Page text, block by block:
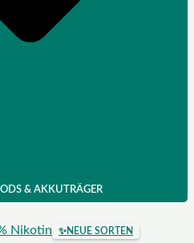
& AKKUTRÄGER
Nikotin
✨NEUE SORTEN